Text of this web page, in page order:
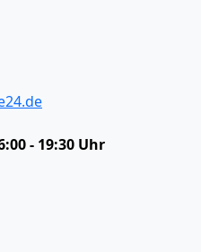
- 19:30 Uhr